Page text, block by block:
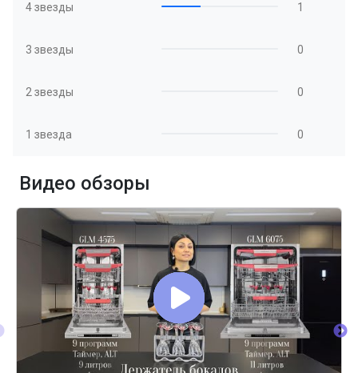
4 звезды 1
3 звезды 0
2 звезды 0
1 звезда 0
Видео обзоры